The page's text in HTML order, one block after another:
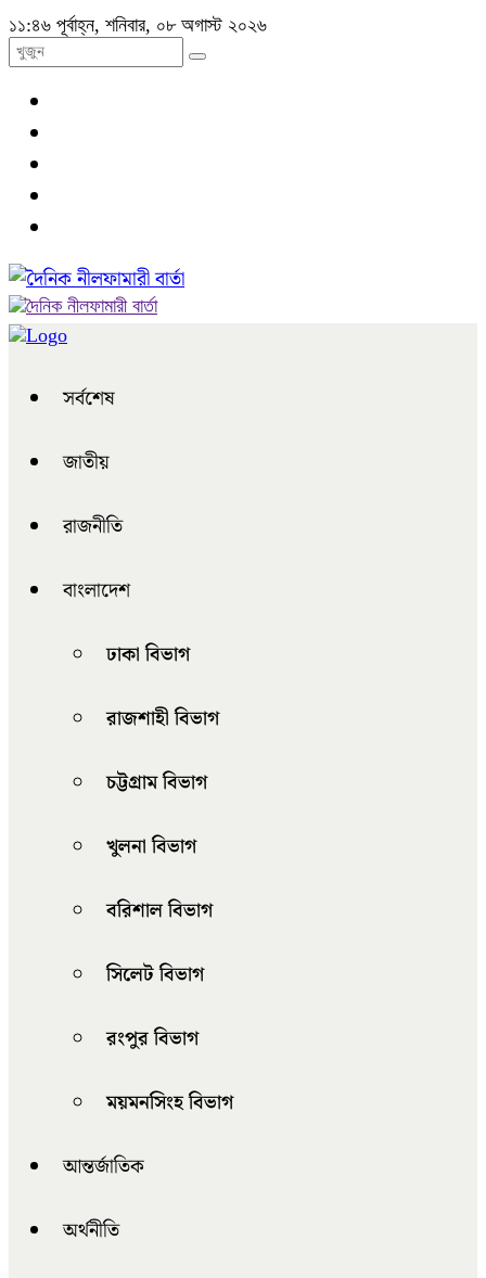
১১:৪৬ পূর্বাহ্ন, শনিবার, ০৮ অগাস্ট ২০২৬
সর্বশেষ
জাতীয়
রাজনীতি
বাংলাদেশ
ঢাকা বিভাগ
রাজশাহী বিভাগ
চট্টগ্রাম বিভাগ
খুলনা বিভাগ
বরিশাল বিভাগ
সিলেট বিভাগ
রংপুর বিভাগ
ময়মনসিংহ বিভাগ
আন্তর্জাতিক
অর্থনীতি